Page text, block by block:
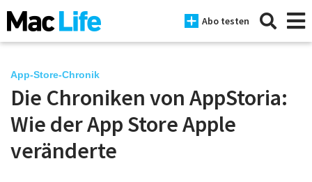
Abo testen
News
iPhone
App-Store-Chronik
Die Chroniken von AppStoria:
Wie der App Store Apple
veränderte